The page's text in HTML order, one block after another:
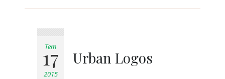
Tem
17
2015
Urban Logos